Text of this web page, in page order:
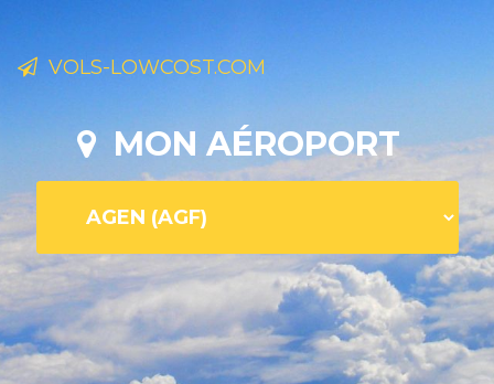
VOLS-LOWCOST.COM
MON AÉROPORT